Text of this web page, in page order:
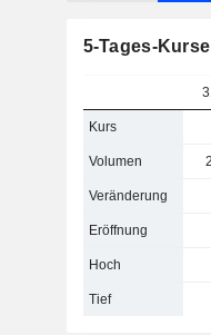
5-Tages-
Kurs
Volumen
Veränderung
Eröffnung
Hoch
Tief